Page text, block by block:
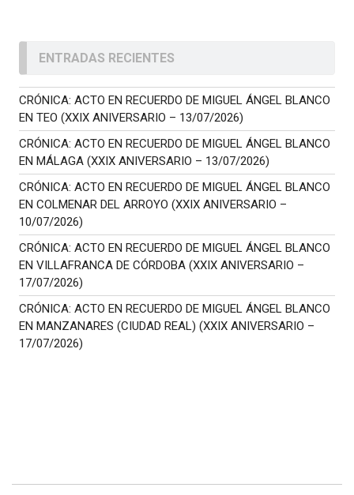
ENTRADAS RECIENTES
CRÓNICA: ACTO EN RECUERDO DE MIGUEL ÁNGEL BLANCO
EN TEO (XXIX ANIVERSARIO – 13/07/2026)
CRÓNICA: ACTO EN RECUERDO DE MIGUEL ÁNGEL BLANCO
EN MÁLAGA (XXIX ANIVERSARIO – 13/07/2026)
CRÓNICA: ACTO EN RECUERDO DE MIGUEL ÁNGEL BLANCO
EN COLMENAR DEL ARROYO (XXIX ANIVERSARIO –
10/07/2026)
CRÓNICA: ACTO EN RECUERDO DE MIGUEL ÁNGEL BLANCO
EN VILLAFRANCA DE CÓRDOBA (XXIX ANIVERSARIO –
17/07/2026)
CRÓNICA: ACTO EN RECUERDO DE MIGUEL ÁNGEL BLANCO
EN MANZANARES (CIUDAD REAL) (XXIX ANIVERSARIO –
17/07/2026)